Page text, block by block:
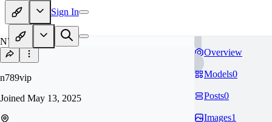
Sign In
N7
n789vip
Joined May 13, 2025
Overview
Models0
Posts0
Images1